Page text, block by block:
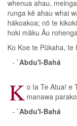
whenua ahau,
runga kē ahau whai
hākoakoa; nō te
hoki māku Āu
Ko Koe te Pūkaha, te
- `Abdu'l-Bahá
K o Ia Te Atua! e
manawa
- `Abdu'l-Bahá